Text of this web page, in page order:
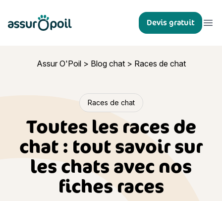
Assur O'Poil Devis gratuit
Assur O'Poil> Blog chat> Races de chat
Races de chat
Toutes les races de
chat : tout savoir sur
les chats avec nos
fiches races